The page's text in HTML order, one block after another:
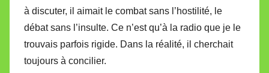
à discuter, il aimait le combat sans l’hostilité, le
débat sans l’insulte. Ce n’est qu’à la radio que je le
trouvais parfois rigide. Dans la réalité, il cherchait
toujours à concilier.